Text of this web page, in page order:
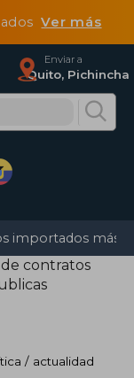
Ver más
Enviar a
Quito, Pichincha
importados más
/ actualidad